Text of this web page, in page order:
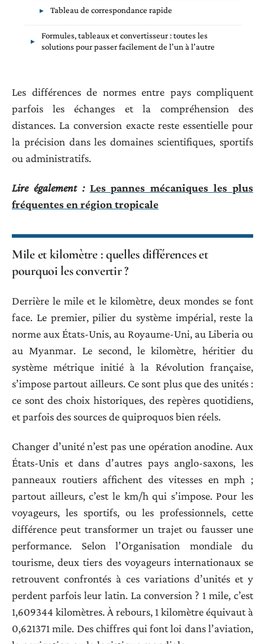
Tableau de correspondance rapide
Formules, tableaux et convertisseur : toutes les
solutions pour passer facilement de l’un à l’autre
Les différences de normes entre pays compliquent
parfois les échanges et la compréhension des
distances. La conversion exacte reste essentielle pour
la précision dans les domaines scientifiques, sportifs
ou administratifs.
Lire également : Les pannes mécaniques les plus
fréquentes en région tropicale
Mile et kilomètre : quelles différences et
pourquoi les convertir ?
Derrière le mile et le kilomètre, deux mondes se font
face. Le premier, pilier du système impérial, reste la
norme aux États-Unis, au Royaume-Uni, au Liberia ou
au Myanmar. Le second, le kilomètre, héritier du
système métrique initié à la Révolution française,
s’impose partout ailleurs. Ce sont plus que des unités :
ce sont des choix historiques, des repères quotidiens,
et parfois des sources de quiproquos bien réels.
Changer d’unité n’est pas une opération anodine. Aux
États-Unis et dans d’autres pays anglo-saxons, les
panneaux routiers affichent des vitesses en mph ;
partout ailleurs, c’est le km/h qui s’impose. Pour les
voyageurs, les sportifs, ou les professionnels, cette
différence peut transformer un trajet ou fausser une
performance. Selon l’Organisation mondiale du
tourisme, deux tiers des voyageurs internationaux se
retrouvent confrontés à ces variations d’unités et y
perdent parfois leur latin. La conversion ? 1 mile, c’est
1,609344 kilomètres. À rebours, 1 kilomètre équivaut à
0,621371 mile. Des chiffres qui font loi dans l’aviation,